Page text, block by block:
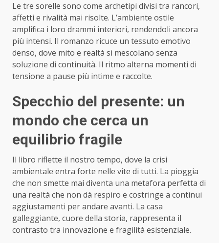
Le tre sorelle sono come archetipi divisi tra rancori,
affetti e rivalità mai risolte. L’ambiente ostile
amplifica i loro drammi interiori, rendendoli ancora
più intensi. Il romanzo ricuce un tessuto emotivo
denso, dove mito e realtà si mescolano senza
soluzione di continuità. Il ritmo alterna momenti di
tensione a pause più intime e raccolte.
Specchio del presente: un
mondo che cerca un
equilibrio fragile
Il libro riflette il nostro tempo, dove la crisi
ambientale entra forte nelle vite di tutti. La pioggia
che non smette mai diventa una metafora perfetta di
una realtà che non dà respiro e costringe a continui
aggiustamenti per andare avanti. La casa
galleggiante, cuore della storia, rappresenta il
contrasto tra innovazione e fragilità esistenziale.